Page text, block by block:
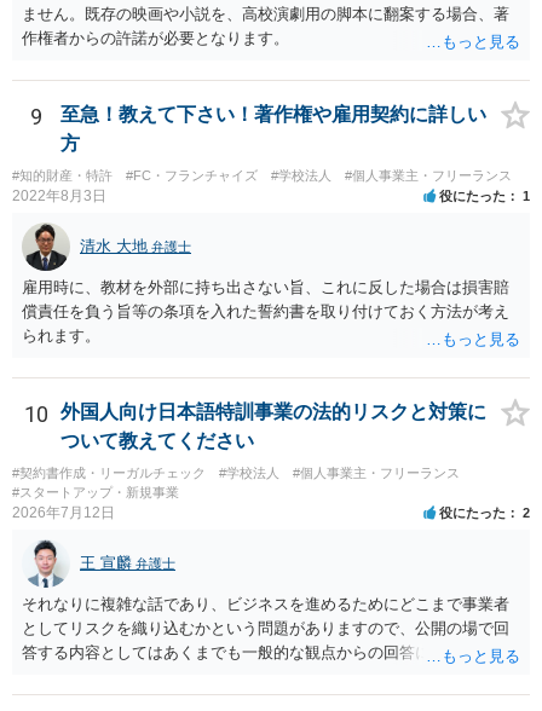
ません。既存の映画や小説を、高校演劇用の脚本に翻案する場合、著
作権者からの許諾が必要となります。
9
至急！教えて下さい！著作権や雇用契約に詳しい
方
#知的財産・特許 #FC・フランチャイズ #学校法人 #個人事業主・フリーランス
2022年8月3日 役にたった 1
清水 大地 弁護士
雇用時に、教材を外部に持ち出さない旨、これに反した場合は損害賠
償責任を負う旨等の条項を入れた誓約書を取り付けておく方法が考え
られます。
10
外国人向け日本語特訓事業の法的リスクと対策に
ついて教えてください
#契約書作成・リーガルチェック #学校法人
#個人事業主・フリーランス
#スタートアップ・新規事業
2026年7月12日 役にたった 2
王 宣麟 弁護士
それなりに複雑な話であり、ビジネスを進めるためにどこまで事業者
としてリスクを織り込むかという問題がありますので、公開の場で回
答する内容としてはあくまでも一般的な観点からの回答になります
授業・言語コーチング」と明確に位置付け、サーフィンや農業体験、